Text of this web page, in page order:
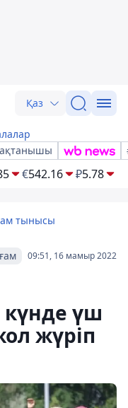
Қаз
€542.16 ₽5.78
тынысы
09:51, 16 мамыр 2022
күнде үш
жүріп